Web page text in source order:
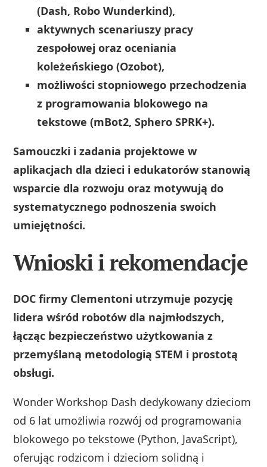
(Dash, Robo Wunderkind),
aktywnych scenariuszy pracy
zespołowej oraz oceniania
koleżeńskiego (Ozobot),
możliwości stopniowego przechodzenia
z programowania blokowego na
tekstowe (mBot2, Sphero SPRK+).
Samouczki i zadania projektowe w
aplikacjach dla dzieci i edukatorów stanowią
wsparcie dla rozwoju oraz motywują do
systematycznego podnoszenia swoich
umiejętności.
Wnioski i rekomendacje
DOC firmy Clementoni utrzymuje pozycję
lidera wśród robotów dla najmłodszych,
łącząc bezpieczeństwo użytkowania z
przemyślaną metodologią STEM i prostotą
obsługi.
Wonder Workshop Dash dedykowany dzieciom
od 6 lat umożliwia rozwój od programowania
blokowego po tekstowe (Python, JavaScript),
oferując rodzicom i dzieciom solidną i